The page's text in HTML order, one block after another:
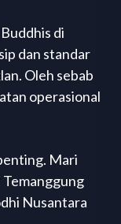
di
dan standar
Oleh sebab
operasional
Mari
Temanggung
Nusantara